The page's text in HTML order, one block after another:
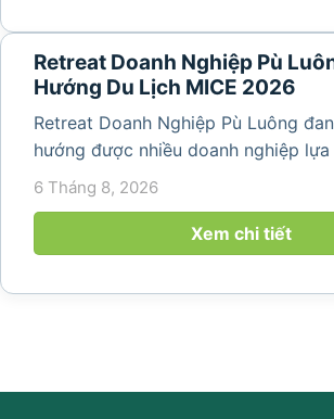
Retreat Doanh Nghiệp Pù
Hướng Du Lịch MICE 2026
Retreat Doanh Nghiệp Pù Luông
hướng được nhiều doanh nghiệp
năm 2026 khi nhu cầu kết hợp nghỉ
mang đến khoảng thời gian thư giãn...
6 Tháng 8, 2026
Xem chi tiết